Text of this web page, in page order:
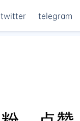
twitter telegram